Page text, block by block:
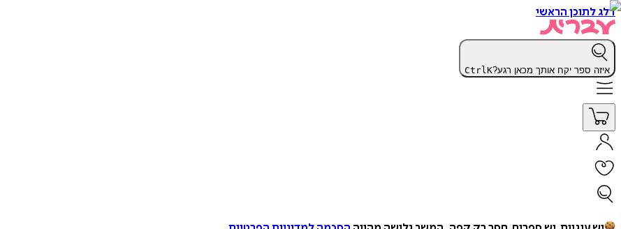
דלג לתוכן הראשי
איזה ספר יקח אותך מכאן רגע? CtrlK